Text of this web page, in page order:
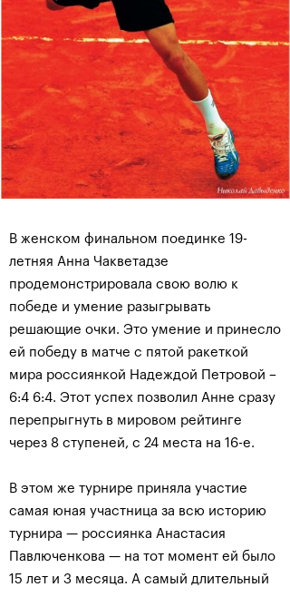
В женском финальном поединке 19-
летняя Анна Чакветадзе
продемонстрировала свою волю к
победе и умение разыгрывать
решающие очки. Это умение и принесло
ей победу в матче с пятой ракеткой
мира россиянкой Надеждой Петровой –
6:4 6:4. Этот успех позволил Анне сразу
перепрыгнуть в мировом рейтинге
через 8 ступеней, с 24 места на 16-е.
В этом же турнире приняла участие
самая юная участница за всю историю
турнира — россиянка Анастасия
Павлюченкова — на тот момент ей было
15 лет и 3 месяца. А самый длительный